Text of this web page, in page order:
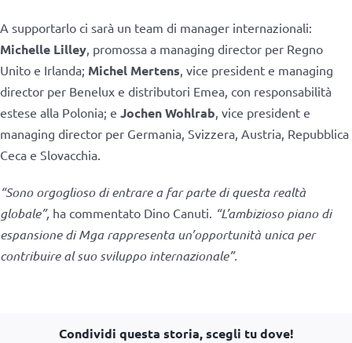
A supportarlo ci sarà un team di manager internazionali:
Michelle Lilley, promossa a managing director per Regno
Unito e Irlanda; Michel Mertens, vice president e managing
director per Benelux e distributori Emea, con responsabilità
estese alla Polonia; e Jochen Wohlrab, vice president e
managing director per Germania, Svizzera, Austria, Repubblica
Ceca e Slovacchia.
“Sono orgoglioso di entrare a far parte di questa realtà
globale”, ha commentato Dino Canuti. “L’ambizioso piano di
espansione di Mga rappresenta un’opportunità unica per
contribuire al suo sviluppo internazionale”.
Condividi questa storia, scegli tu dove!